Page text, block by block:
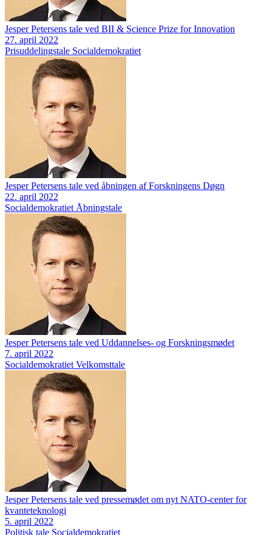
Jesper Petersens tale ved BII & Science Prize for Innovation
27. april 2022
Prisuddelingstale Socialdemokratiet
Jesper Petersens tale ved åbningen af Forskningens Døgn
22. april 2022
Socialdemokratiet Åbningstale
Jesper Petersens tale ved Uddannelses- og Forskningsmødet
7. april 2022
Socialdemokratiet Velkomsttale
Jesper Petersens tale ved pressemødet om nyt NATO-center for
kvanteteknologi
5. april 2022
Politisk tale Socialdemokratiet